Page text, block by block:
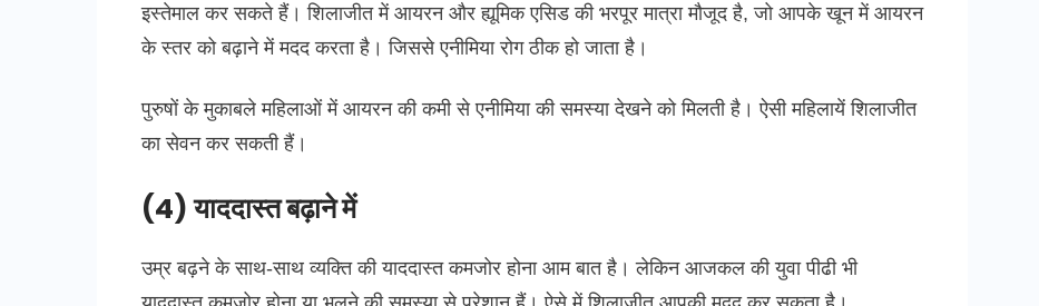
इस्तेमाल कर सकते हैं। शिलाजीत में आयरन और ह्यूमिक एसिड की भरपूर मात्रा मौजूद है, जो आपके खून में आयरन
के स्तर को बढ़ाने में मदद करता है। जिससे एनीमिया रोग ठीक हो जाता है।
पुरुषों के मुकाबले महिलाओं में आयरन की कमी से एनीमिया की समस्या देखने को मिलती है। ऐसी महिलायें शिलाजीत
का सेवन कर सकती हैं।
(4) याददास्त बढ़ाने में
उम्र बढ़ने के साथ-साथ व्यक्ति की याददास्त कमजोर होना आम बात है। लेकिन आजकल की युवा पीढी भी